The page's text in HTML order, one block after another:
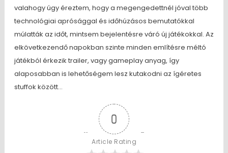
valahogy úgy éreztem, hogy a megengedettnél jóval több
technológiai aprósággal és időhúzásos bemutatókkal
múlatták az időt, mintsem bejelentésre váró új játékokkal. Az
elkövetkezendő napokban szinte minden említésre méltó
játékból érkezik trailer, vagy gameplay anyag, így
alaposabban is lehetőségem lesz kutakodni az ígéretes
stuffok között…
0
Article Rating